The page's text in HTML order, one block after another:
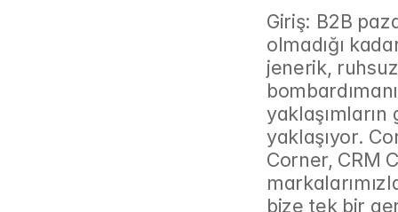
Giriş: B2B
olmadığı
jenerik,
yaklaşımların
yaklaşıyor.
Corner, CRM
bize tek bir